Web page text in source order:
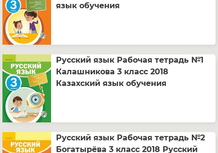
язык обучения
Русский язык Рабочая тетрадь №1
Калашникова 3 класс 2018
Казахский язык обучения
Русский язык Рабочая тетрадь №2
Богатырёва 3 класс 2018 Русский